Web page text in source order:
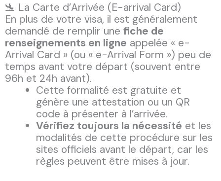
🛬 La Carte d’Arrivée (E-arrival Card)
En plus de votre visa, il est généralement
demandé de remplir une fiche de
renseignements en ligne appelée « e-
Arrival Card » (ou « e-Arrival Form ») peu de
temps avant votre départ (souvent entre
96h et 24h avant).
Cette formalité est gratuite et
génère une attestation ou un QR
code à présenter à l’arrivée.
Vérifiez toujours la nécessité et les
modalités de cette procédure sur les
sites officiels avant le départ, car les
règles peuvent être mises à jour.